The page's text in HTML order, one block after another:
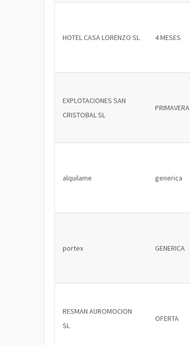
HOTEL CASA LORENZO SL 4 MESES
EXPLOTACIONES SAN
CRISTOBAL SL
PRIMAVERA
alquilame generica
portex GENERICA
RESMAN AUROMOCION
SL
OFERTA